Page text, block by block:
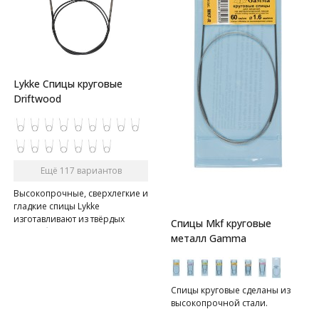
Lykke Спицы круговые
Driftwood
Ещё 117 вариантов
Высокопрочные, сверхлегкие и
гладкие спицы Lykke
изготавливают из твёрдых
пород березы на 80% вручную.
Спицы Mkf круговые
металл Gamma
Спицы круговые сделаны из
высокопрочной стали.